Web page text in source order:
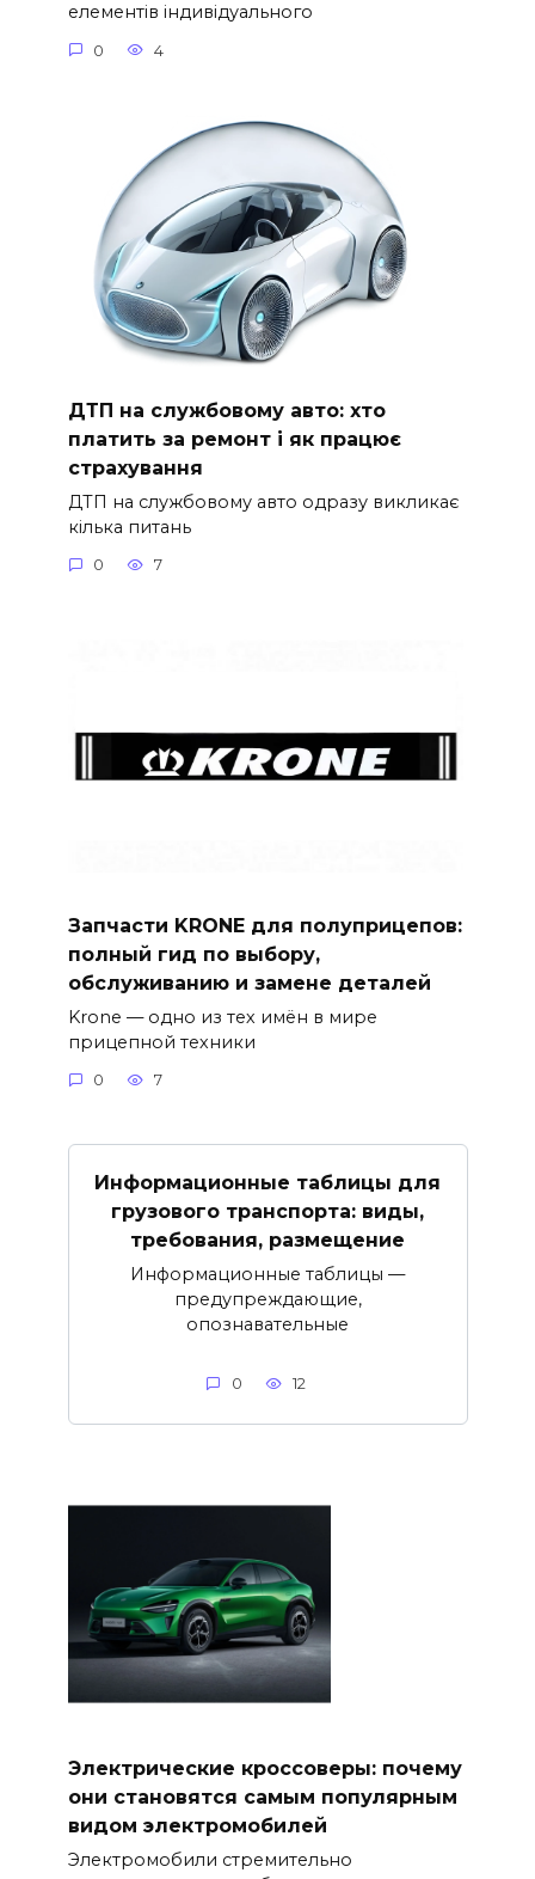
елементів індивідуального
0 4
ДТП на службовому авто: хто
платить за ремонт і як працює
страхування
ДТП на службовому авто одразу викликає
кілька питань
0 7
Запчасти KRONE для полуприцепов:
полный гид по выбору,
обслуживанию и замене деталей
Krone — одно из тех имён в мире
прицепной техники
0 7
Информационные таблицы для
грузового транспорта: виды,
требования, размещение
Информационные таблицы —
предупреждающие,
опознавательные
0 12
Электрические кроссоверы: почему
они становятся самым популярным
видом электромобилей
Электромобили стремительно